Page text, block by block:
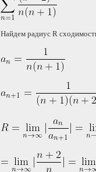
Найдем радиус R